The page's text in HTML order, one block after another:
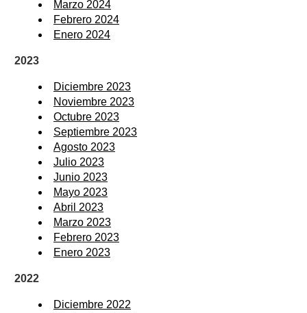
Marzo 2024
Febrero 2024
Enero 2024
2023
Diciembre 2023
Noviembre 2023
Octubre 2023
Septiembre 2023
Agosto 2023
Julio 2023
Junio 2023
Mayo 2023
Abril 2023
Marzo 2023
Febrero 2023
Enero 2023
2022
Diciembre 2022